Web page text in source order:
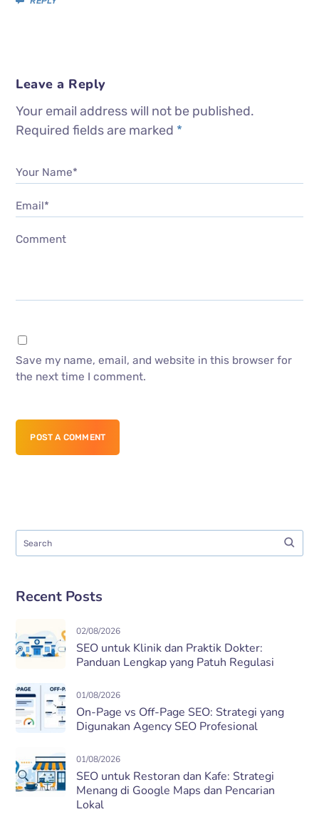
Leave a Reply
Your email address will not be published.
Required fields are marked *
Your Name*
Email*
Comment
Save my name, email, and website in this browser for
the next time I comment.
POST A COMMENT
Recent Posts
02/08/2026
SEO untuk Klinik dan Praktik Dokter:
Panduan Lengkap yang Patuh Regulasi
01/08/2026
On-Page vs Off-Page SEO: Strategi yang
Digunakan Agency SEO Profesional
01/08/2026
SEO untuk Restoran dan Kafe: Strategi
Menang di Google Maps dan Pencarian
Lokal